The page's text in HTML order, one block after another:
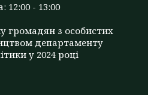
12:00 - 13:00
громадян з особистих
департаменту
у 2024 році